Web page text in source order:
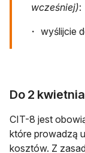
wcześniej):
wyślijcie
Do 2
CIT-8 jest
które prowadzą
kosztów. Z